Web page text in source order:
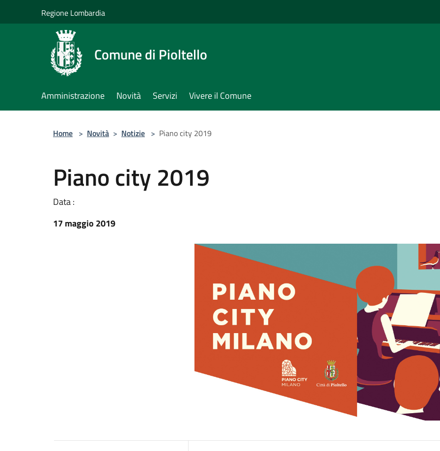
Regione Lombardia
Comune di Pioltello
Amministrazione Novità Servizi Vivere il Comune
Home > Novità > Notizie > Piano city 2019
Piano city 2019
Data :
17 maggio 2019